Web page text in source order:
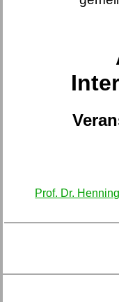
Prof. Dr.